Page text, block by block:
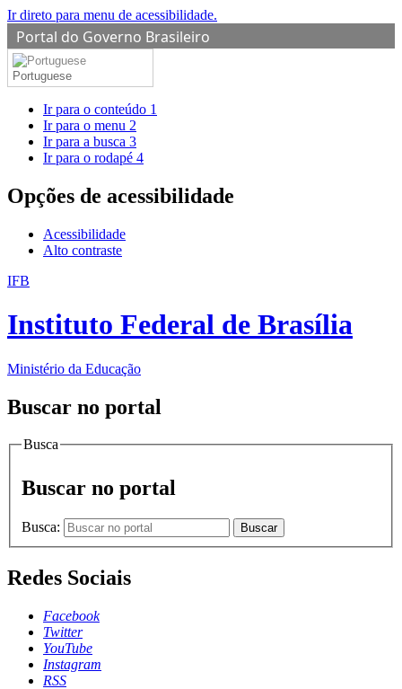
Ir direto para menu de acessibilidade.
Portal do Governo Brasileiro
Portuguese
Ir para o conteúdo 1
Ir para o menu 2
Ir para a busca 3
Ir para o rodapé 4
Opções de acessibilidade
Acessibilidade
Alto contraste
IFB
Instituto Federal de Brasília
Ministério da Educação
Buscar no portal
Busca
Buscar no portal
Busca: Buscar
Redes Sociais
Facebook
Twitter
YouTube
Instagram
RSS